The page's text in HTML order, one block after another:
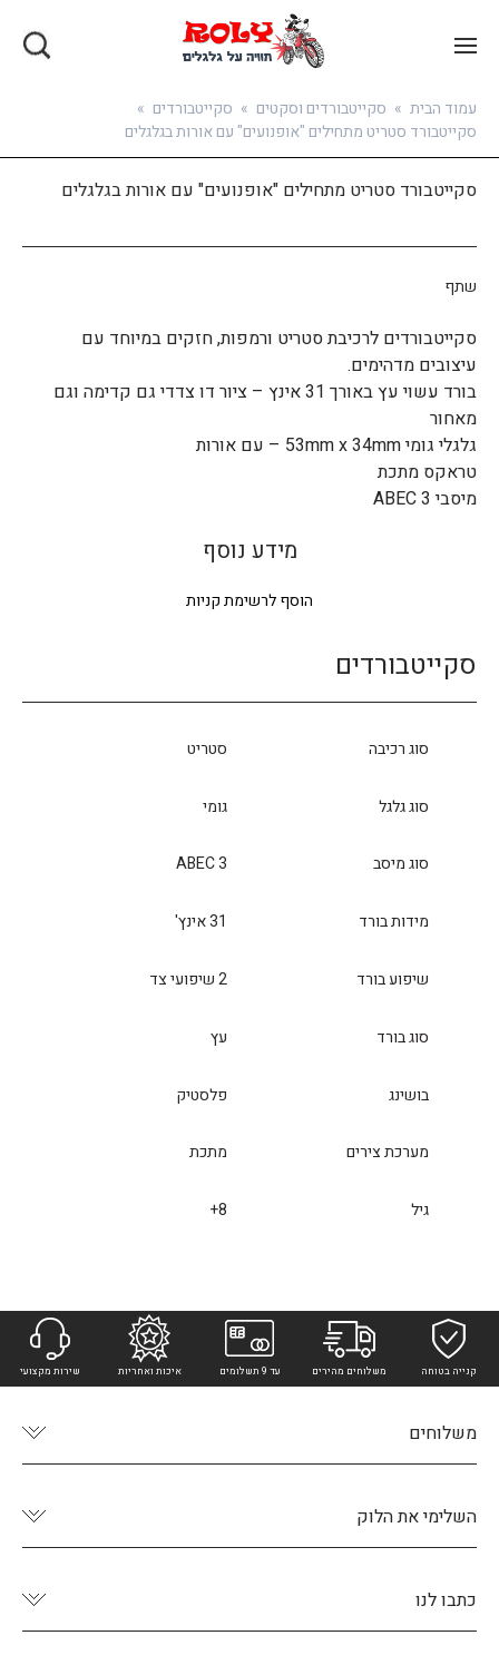
בואו להירשם
עמוד הבית » סקייטבורדים וסקטים » סקייטבורדים »
סקייטבורד סטריט מתחילים "אופנועים" עם אורות בגלגלים
סקייטבורד סטריט מתחילים "אופנועים" עם אורות בגלגלים
שתף
סקייטבורדים לרכיבת סטריט ורמפות, חזקים במיוחד עם
עיצובים מדהימים.
בורד עשוי עץ באורך 31 אינץ – ציור דו צדדי גם קדימה וגם
מאחור
גלגלי גומי 53mm x 34mm – עם אורות
טראקס מתכת
מיסבי ABEC 3
מידע נוסף
הוסף לרשימת קניות
סקייטבורדים
סוג רכיבה סטריט
סוג גלגל גומי
סוג מיסב ABEC 3
מידות בורד 31 אינץ'
שיפוע בורד 2 שיפועי צד
סוג בורד עץ
בושינג פלסטיק
מערכת צירים מתכת
גיל 8+
קנייה בטוחה משלוחים מהירים עד 9 תשלומים איכות ואחריות שירות מקצועי
משלוחים
השלימי את הלוק
כתבו לנו